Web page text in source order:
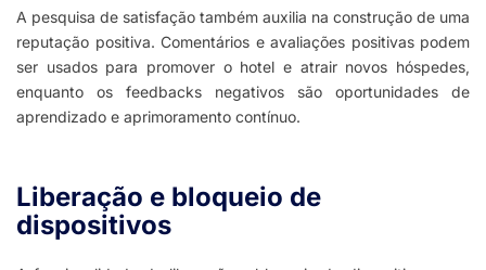
A pesquisa de satisfação também auxilia na construção de uma
reputação positiva. Comentários e avaliações positivas podem
ser usados para promover o hotel e atrair novos hóspedes,
enquanto os feedbacks negativos são oportunidades de
aprendizado e aprimoramento contínuo.
Liberação e bloqueio de
dispositivos​